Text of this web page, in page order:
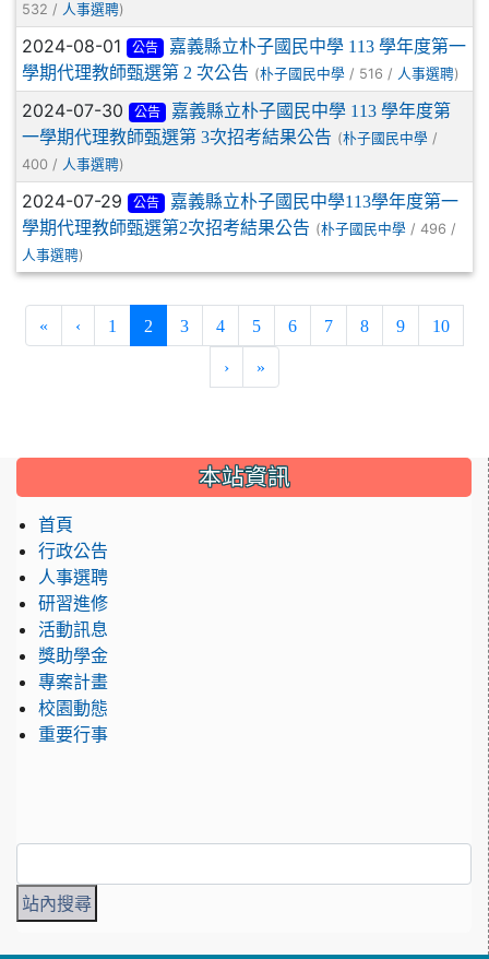
532 / 人事選聘)
2024-08-01 公告
嘉義縣立朴子國民中學 113 學年度第一
學期代理教師甄選第 2 次公告 (朴子國民中學 / 516 / 人事選聘)
2024-07-30 公告
嘉義縣立朴子國民中學 113 學年度第
一學期代理教師甄選第 3次招考結果公告 (朴子國民中學 /
400 / 人事選聘)
2024-07-29 公告
嘉義縣立朴子國民中學113學年度第一
學期代理教師甄選第2次招考結果公告 (朴子國民中學 / 496 /
人事選聘)
« ‹ 1 2 (current)
3 4 5 6 7 8 9 10
› »
::: 本站資訊
首頁
行政公告
人事選聘
研習進修
活動訊息
獎助學金
專案計畫
校園動態
重要行事